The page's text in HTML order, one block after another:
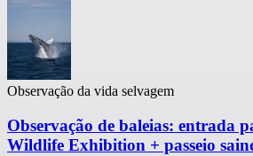
Observação da vida selvagem
Observação de baleias: entrada
Wildlife Exhibition + passeio